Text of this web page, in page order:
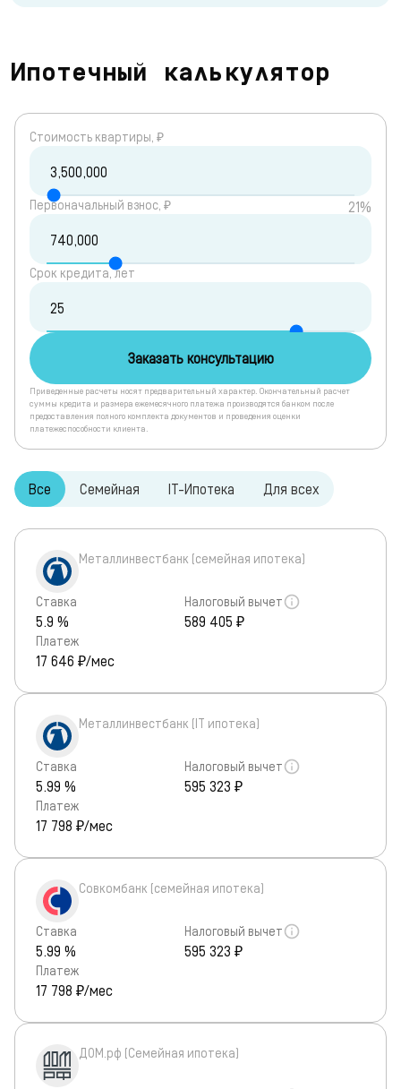
Ипотечный калькулятор
Cтоимость квартиры, ₽
Первоначальный взнос, ₽ 21%
Срок кредита, лет
Заказать консультацию
Приведенные расчеты носят предварительный характер. Окончательный расчет
суммы кредита и размера ежемесячного платежа производятся банком после
предоставления полного комплекта документов и проведения оценки
платежеспособности клиента.
Все Семейная IT-Ипотека Для всех
Металлинвестбанк (семейная ипотека)
Ставка
5.9 %
Налоговый вычет
589 405 ₽
Платеж
17 646 ₽/мес
Металлинвестбанк (IT ипотека)
Ставка
5.99 %
Налоговый вычет
595 323 ₽
Платеж
17 798 ₽/мес
Совкомбанк (семейная ипотека)
Ставка
5.99 %
Налоговый вычет
595 323 ₽
Платеж
17 798 ₽/мес
ДОМ.рф (Семейная ипотека)